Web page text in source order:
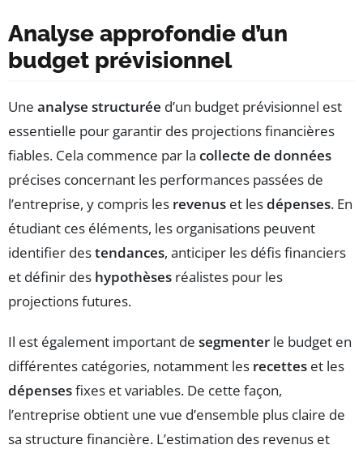
Analyse approfondie d’un
budget prévisionnel
Une analyse structurée d’un budget prévisionnel est
essentielle pour garantir des projections financières
fiables. Cela commence par la collecte de données
précises concernant les performances passées de
l’entreprise, y compris les revenus et lesdépenses. En
étudiant ces éléments, les organisations peuvent
identifier destendances, anticiper les défis financiers
et définir des hypothèses réalistes pour les
projections futures.
Il est également important de segmenter le budget en
différentes catégories, notamment les recettes et les
dépensesfixes et variables. De cette façon,
l’entreprise obtient une vue d’ensemble plus claire de
sa structure financière. L’estimation des revenus et